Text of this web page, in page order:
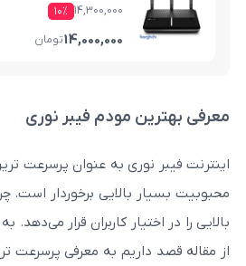
14,300,000 ۱۰%
14,000,000تومان
فیبر نوری
به عنوان پرسرعت ترین نوع اینترنت در
برخوردار است. چراکه سرعت دانلود و
کاربران قرار می‌دهد. به همین دلیل در
به معرفی پرسرعت ترینمودم فیبر نوری